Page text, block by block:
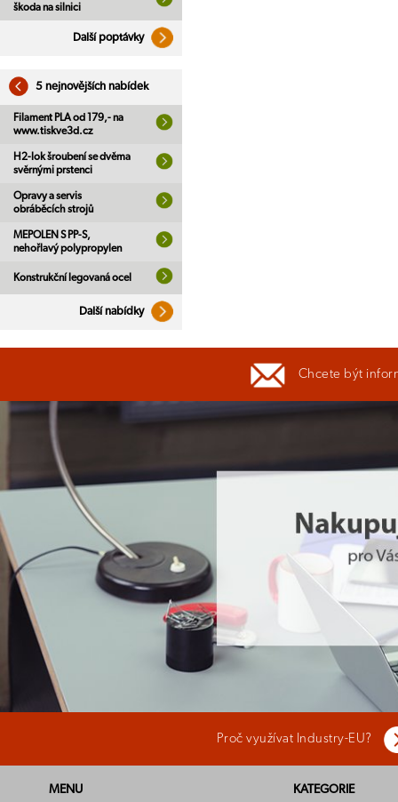
škoda na silnici
Další poptávky
5 nejnovějších nabídek
Filament PLA od 179,- na
www.tiskve3d.cz
H2-lok šroubení se dvěma
svěrnými prstenci
Opravy a servis
obráběcích strojů
MEPOLEN S PP-S,
nehořlavý polypropylen
Konstrukční legovaná ocel
Další nabídky
Chcete být
Proč využívat Industry-EU?
MENU
KATEGORIE